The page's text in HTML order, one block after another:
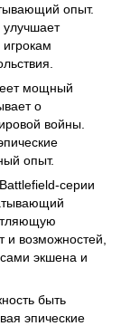
опыт.
улучшает
мощный
о
войны.
опыт.
серии
и возможностей,
экшена и
быть
эпические